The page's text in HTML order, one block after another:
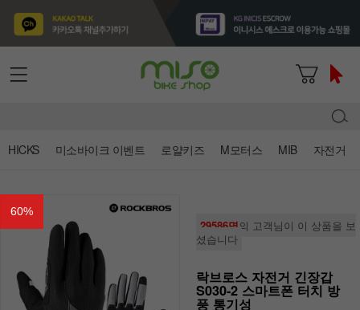
HICKS 미소바이크 이벤트 로얄키즈 M모터스 MIB 자전거
60%
29586명의 고객님이 이 상품을 보
셨습니다
락브로스 자전거 긴장갑
S030-2 스마트폰 터치 방
풍 통기성